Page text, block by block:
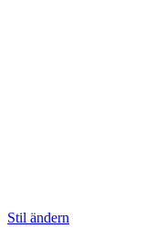
Stil ändern